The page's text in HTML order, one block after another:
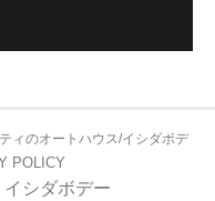
ィのオートハウス/イシダボデ
POLICY
イシダボデー